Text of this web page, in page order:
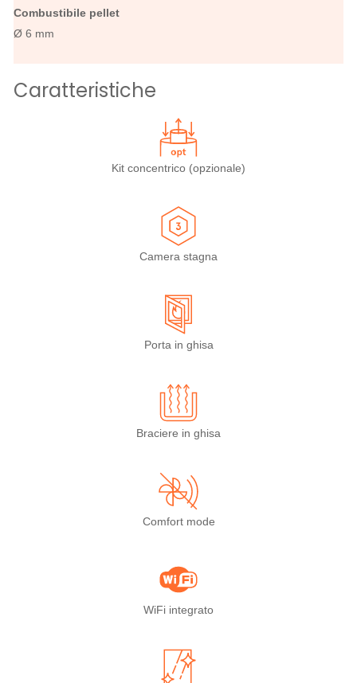
Combustibile pellet
Ø 6 mm
Caratteristiche
Kit concentrico (opzionale)
Camera stagna
Porta in ghisa
Braciere in ghisa
Comfort mode
WiFi integrato